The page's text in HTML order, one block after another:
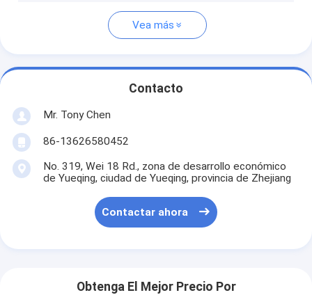
Vea más
Contacto
Mr. Tony Chen
86-13626580452
No. 319, Wei 18 Rd., zona de desarrollo económico
de Yueqing, ciudad de Yueqing, provincia de Zhejiang
Contactar ahora
Obtenga El Mejor Precio Por